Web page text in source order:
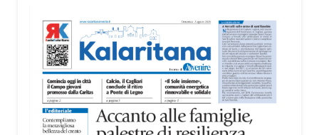
con disabilità nelle attività dell’OAMI al supporto nei
centri di accoglienza per migranti, dove
contribuiscono anche alla cura degli spazi comuni.
«Prendersi cura degli ambienti significa favorire
accoglienza e dignità», racconta Alessandro
Adimari.